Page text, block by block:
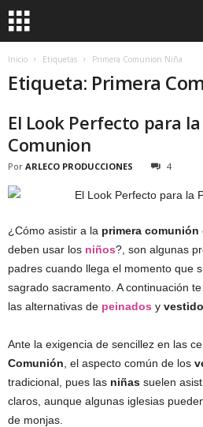
Inicio Etiquetas Primera Comunion Niña
Etiqueta: Primera
El Look Perfecto para
Comunion
Por ARLECO PRODUCCIONES 4
¿Cómo asistir a la primera comunión
deben usar los niños?, son algunas
padres cuando llega el momento que
sagrado sacramento. A continuación
las alternativas de peinados y
Ante la exigencia de sencillez en las
Comunión , el aspecto común de los
tradicional, pues las niñas suelen
claros, aunque algunas iglesias
de monjas.